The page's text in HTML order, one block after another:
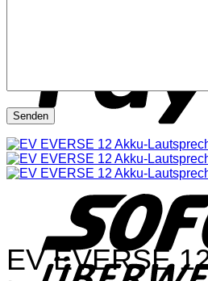
EV EVERSE